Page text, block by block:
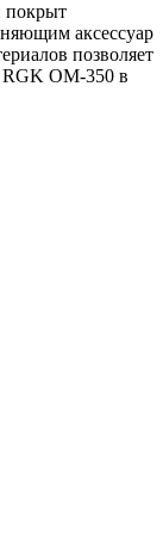
покрыт
аксессуар
позволяет
RGK OM-350 в